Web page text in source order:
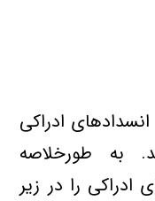
ادراكی
به طورخلاصه
ادراكی را در زیر